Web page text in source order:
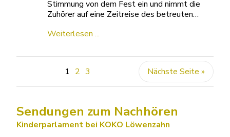
Stimmung von dem Fest ein und nimmt die
Zuhörer auf eine Zeitreise des betreuten…
Weiterlesen ...
1 2 3 Nächste Seite »
Sendungen zum Nachhören
Kinderparlament bei KOKO Löwenzahn